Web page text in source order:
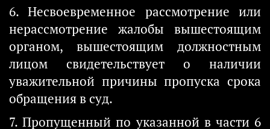
6. Несвоевременное рассмотрение или
нерассмотрение жалобы вышестоящим
органом, вышестоящим должностным
лицом свидетельствует о наличии
уважительной причины пропуска срока
обращения в суд.
7. Пропущенный по указанной в части 6